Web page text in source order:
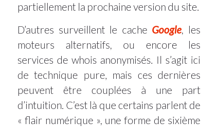
partiellement la prochaine version du site.
D’autres surveillent le cache Google, les
moteurs alternatifs, ou encore les
services de whois anonymisés. Il s’agit ici
de technique pure, mais ces dernières
peuvent être couplées à une part
d’intuition. C’est là que certains parlent de
« flair numérique », une forme de sixième